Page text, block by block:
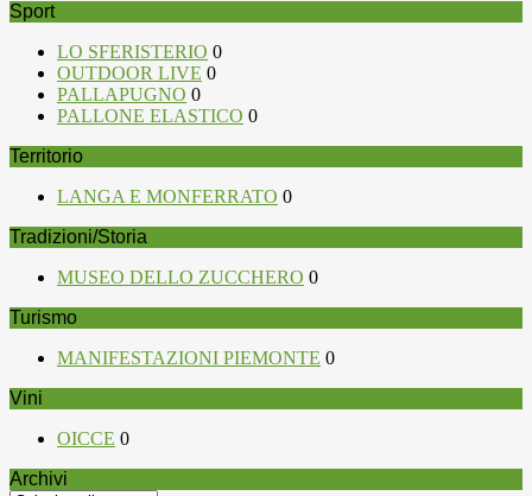
Sport
LO SFERISTERIO 0
OUTDOOR LIVE 0
PALLAPUGNO 0
PALLONE ELASTICO 0
Territorio
LANGA E MONFERRATO 0
Tradizioni/Storia
MUSEO DELLO ZUCCHERO 0
Turismo
MANIFESTAZIONI PIEMONTE 0
Vini
OICCE 0
Archivi